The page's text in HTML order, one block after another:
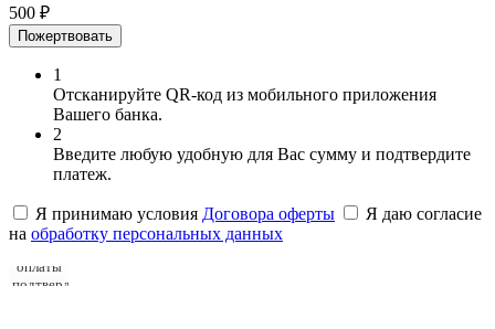
500 ₽
Пожертвовать
1
Отсканируйте QR-код из мобильного приложения
Вашего банка.
2
Введите любую удобную для Вас сумму и подтвердите
платеж.
Я принимаю условия Договора оферты
Я даю согласие
на обработку персональных данных
оплаты
подтвердите